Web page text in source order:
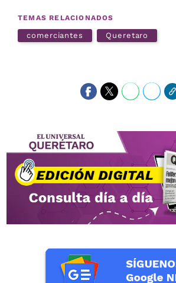
TEMAS RELACIONADOS
comerciantes Queretaro